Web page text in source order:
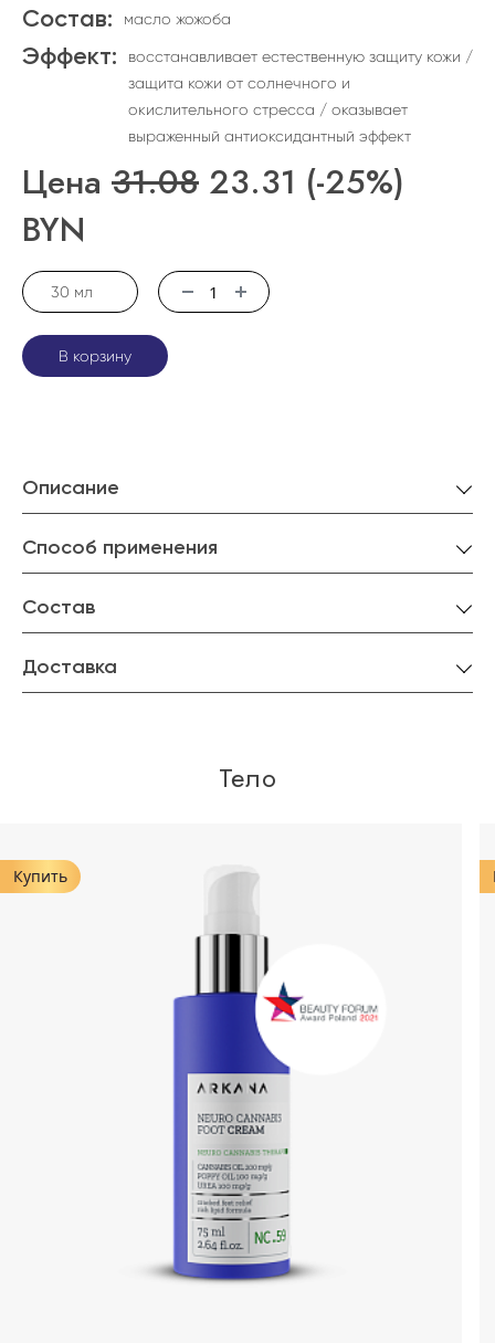
Состав: масло жожоба
Эффект:
восстанавливает естественную защиту кожи /
защита кожи от солнечного и
окислительного стресса / оказывает
выраженный антиоксидантный эффект
Цена 31.08 23.31 (-25%)
BYN
30 мл
В корзину
Описание
Способ применения
Состав
Доставка
Тело
Купить